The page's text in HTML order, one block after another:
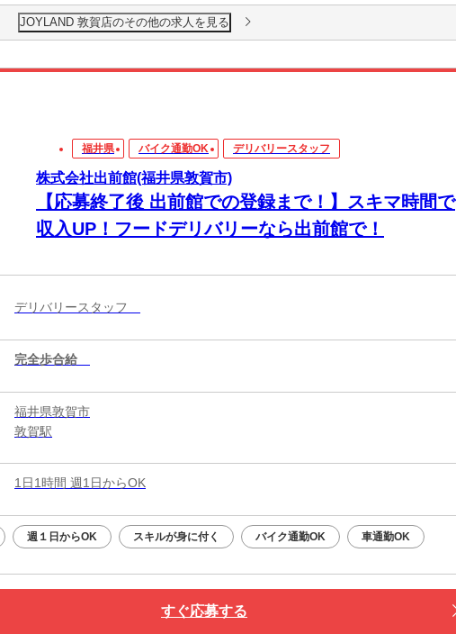
JOYLAND 敦賀店のその他の求人を見る
福井県 バイク通勤OK デリバリースタッフ
株式会社出前館(福井県敦賀市)
【応募終了後 出前館での登録まで！】スキマ時間で
収入UP！フードデリバリーなら出前館で！
デリバリースタッフ
完全歩合給
福井県敦賀市
敦賀駅
1日1時間 週1日からOK
週１日からOK スキルが身に付く バイク通勤OK 車通勤OK
すぐ応募する